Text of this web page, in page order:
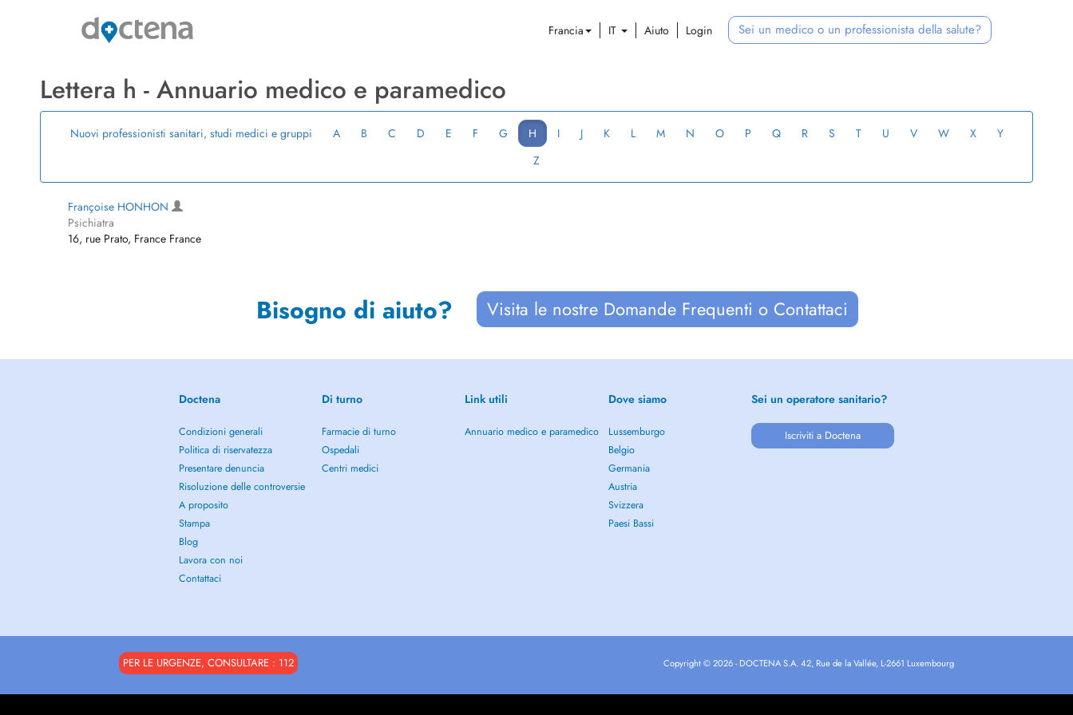
Francia IT Aiuto Login Sei un medico o un professionista della salute?
Lettera h - Annuario medico e paramedico
Nuovi professionisti sanitari, studi medici e gruppi A B C D E F G H I J K L M N O P Q R S T U V W X
Y
Z
Françoise HONHON
Psichiatra
16, rue Prato, France France
Bisogno di aiuto? Visita le nostre Domande Frequenti o Contattaci
Doctena
Condizioni generali
Politica di riservatezza
Presentare denuncia
Risoluzione delle controversie
A proposito
Stampa
Blog
Lavora con noi
Contattaci
Di turno
Farmacie di turno
Ospedali
Centri medici
Link utili
Annuario medico e paramedico
Dove siamo
Lussemburgo
Belgio
Germania
Austria
Svizzera
Paesi Bassi
Sei un operatore sanitario?
Iscriviti a Doctena
PER LE URGENZE, CONSULTARE : 112 Copyright © 2026 - DOCTENA S.A. 42, Rue de la Vallée, L-2661 Luxembourg